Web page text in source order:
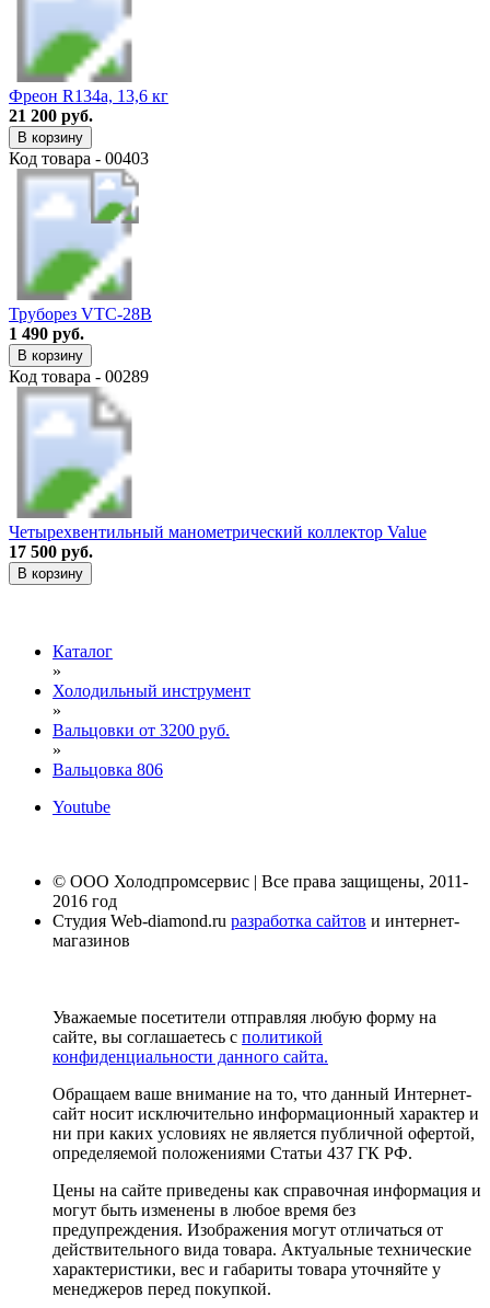
Фреон R134a, 13,6 кг
21 200 руб.
В корзину
Код товара - 00403
Труборез VTC-28B
1 490 руб.
В корзину
Код товара - 00289
Четырехвентильный манометрический коллектор Value
17 500 руб.
В корзину
Каталог
»
Холодильный инструмент
»
Вальцовки от 3200 руб.
»
Вальцовка 806
Youtube
© ООО Холодпромсервис | Все права защищены, 2011-
2016 год
Студия Web-diamond.ru разработка сайтов и интернет-
магазинов
Уважаемые посетители отправляя любую форму на
сайте, вы соглашаетесь с политикой
конфиденциальности данного сайта.
Обращаем ваше внимание на то, что данный Интернет-
сайт носит исключительно информационный характер и
ни при каких условиях не является публичной офертой,
определяемой положениями Статьи 437 ГК РФ.
Цены на сайте приведены как справочная информация и
могут быть изменены в любое время без
предупреждения. Изображения могут отличаться от
действительного вида товара. Актуальные технические
характеристики, вес и габариты товара уточняйте у
менеджеров перед покупкой.